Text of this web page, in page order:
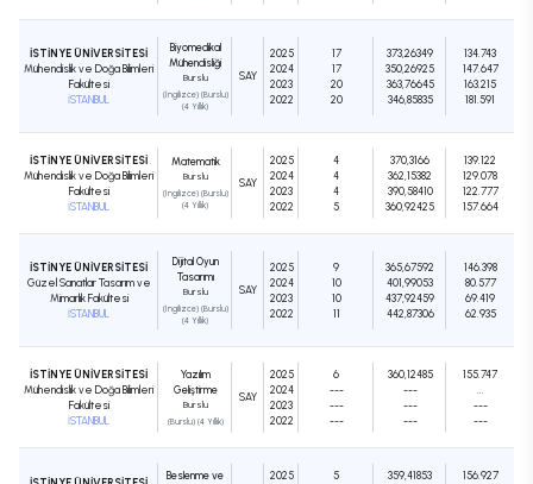
İSTİNYE ÜNİVERSİTESİ
Mühendislik ve Doğa Bilimleri
Fakültesi
İSTANBUL
Biyomedikal
Mühendisliği
Burslu
(İngilizce) (Burslu)
(4 Yıllık)
SAY
2025
2024
2023
2022
17
17
20
20
373,26349
350,26925
363,76645
346,85835
134.743
147.647
163.215
181.591
İSTİNYE ÜNİVERSİTESİ
Mühendislik ve Doğa Bilimleri
Fakültesi
İSTANBUL
Matematik
Burslu
(İngilizce) (Burslu)
(4 Yıllık)
SAY
2025
2024
2023
2022
4
4
4
5
370,3166
362,15382
390,58410
360,92425
139.122
129.078
122.777
157.664
İSTİNYE ÜNİVERSİTESİ
Güzel Sanatlar Tasarım ve
Mimarlık Fakültesi
İSTANBUL
Dijital Oyun
Tasarımı
Burslu
(İngilizce) (Burslu)
(4 Yıllık)
SAY
2025
2024
2023
2022
9
10
10
11
365,67592
401,99053
437,92459
442,87306
146.398
80.577
69.419
62.935
İSTİNYE ÜNİVERSİTESİ
Mühendislik ve Doğa Bilimleri
Fakültesi
İSTANBUL
Yazılım
Geliştirme
Burslu
(Burslu) (4 Yıllık)
SAY
2025
2024
2023
2022
6
---
---
---
360,12485
---
---
---
155.747
---
---
Beslenme ve 2025 5 359,41853 156.927